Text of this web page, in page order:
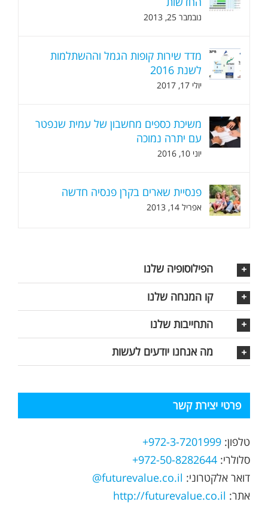
נובמבר 25, 2013
מדד שירות קופות הגמל וההשתלמות
לשנת 2016
יולי 17, 2017
משיכת כספים מחשבון של עמית שנפטר
עם יתרה נמוכה
יוני 10, 2016
פנסיית שארים בקרן פנסיה חדשה
אפריל 14, 2013
הפילוסופיה שלנו
קו המנחה שלנו
התחייבות שלנו
מה אנחנו יודעים לעשות
פרטי יצירת קשר
טלפון: 972-3-7201999+
סלולרי: 972-50-8282644+
דואר אלקטרוני: futurevalue.co.il@
אתר: http://futurevalue.co.il